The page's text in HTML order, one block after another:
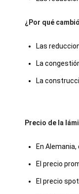
¿Por qué
Las
La
La
Precio de la
En
El precio
El precio